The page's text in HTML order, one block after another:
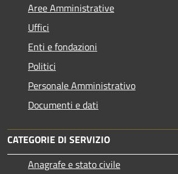
Aree Amministrative
Uffici
Enti e fondazioni
Politici
Personale Amministrativo
Documenti e dati
CATEGORIE DI SERVIZIO
Anagrafe e stato civile